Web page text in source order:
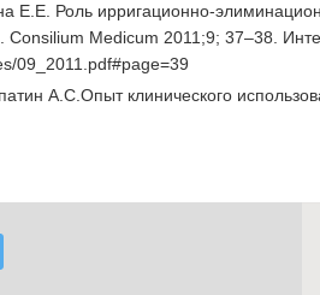
Е.Е. Роль ирригационно-
Сonsilium Medicum 2011;9; 37–38.
09_2011.pdf#page=39
А.С.Опыт клинического